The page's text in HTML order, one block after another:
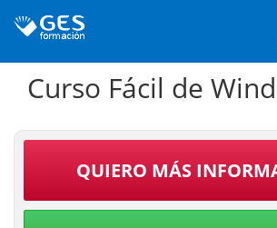
Curso Fácil de
QUIERO MÁS